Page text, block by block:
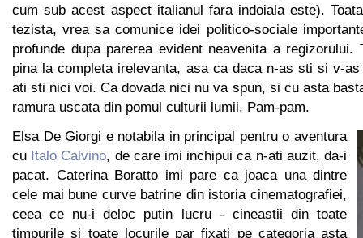
cum sub acest aspect italianul fara indoiala este).
tezista, vrea sa comunice idei politico-sociale
profunde dupa parerea evident neavenita a regizorului.
pina la completa irelevanta, asa ca daca n-as sti si v-
ati sti nici voi. Ca dovada nici nu va spun, si cu asta
ramura uscata din pomul culturii lumii. Pam-pam.
Elsa De Giorgi e notabila in principal pentru o aventura
cu Italo Calvino, de care imi inchipui ca n-ati auzit, da-i
pacat. Caterina Boratto imi pare ca joaca una dintre
cele mai bune curve batrine din istoria cinematografiei,
ceea ce nu-i deloc putin lucru - cineastii din toate
timpurile si toate locurile par fixati pe categoria asta